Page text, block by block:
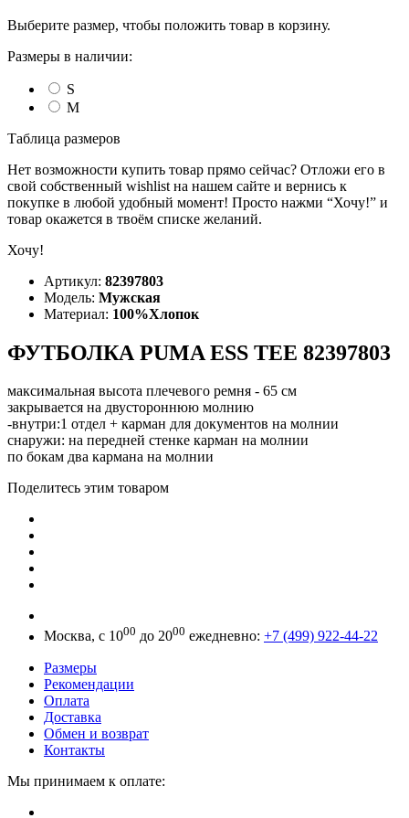
Выберите размер, чтобы положить товар в корзину.
Размеры в наличии:
S
M
Таблица размеров
Нет возможности купить товар прямо сейчас? Отложи его в
свой собственный wishlist на нашем сайте и вернись к
покупке в любой удобный момент! Просто нажми “Хочу!” и
товар окажется в твоём списке желаний.
Хочу!
Артикул: 82397803
Модель: Мужская
Материал: 100%Хлопок
ФУТБОЛКА PUMA ESS TEE 82397803
максимальная высота плечевого ремня - 65 см
закрывается на двустороннюю молнию
-внутри:1 отдел + карман для документов на молнии
снаружи: на передней стенке карман на молнии
по бокам два кармана на молнии
Поделитесь этим товаром
Москва, с 1000 до 2000 ежедневно: +7 (499) 922-44-22
Размеры
Рекомендации
Оплата
Доставка
Обмен и возврат
Контакты
Мы принимаем к оплате: